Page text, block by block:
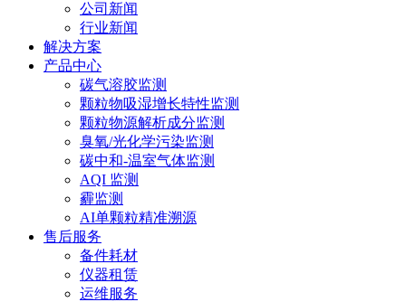
公司新闻
行业新闻
解决方案
产品中心
碳气溶胶监测
颗粒物吸湿增长特性监测
颗粒物源解析成分监测
臭氧/光化学污染监测
碳中和-温室气体监测
AQI 监测
霾监测
AI单颗粒精准溯源
售后服务
备件耗材
仪器租赁
运维服务